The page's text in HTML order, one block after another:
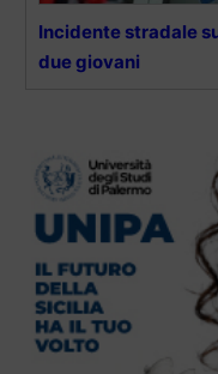
Incidente stradale
due giovani